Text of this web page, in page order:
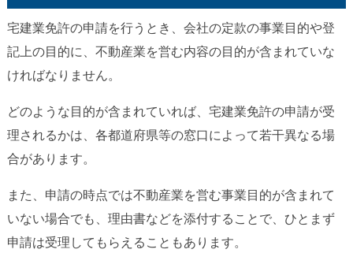
宅建業免許の申請を行うとき、会社の定款の事業目的や登
記上の目的に、不動産業を営む内容の目的が含まれていな
ければなりません。
どのような目的が含まれていれば、宅建業免許の申請が受
理されるかは、各都道府県等の窓口によって若干異なる場
合があります。
また、申請の時点では不動産業を営む事業目的が含まれて
いない場合でも、理由書などを添付することで、ひとまず
申請は受理してもらえることもあります。